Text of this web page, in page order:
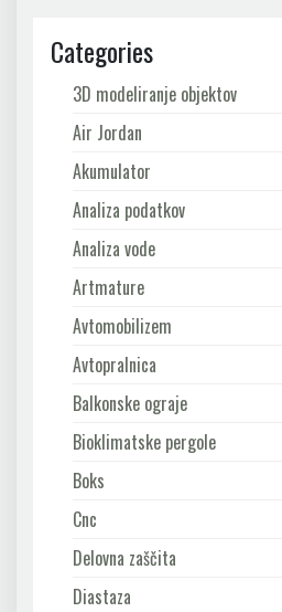
Categories
3D modeliranje objektov
Air Jordan
Akumulator
Analiza podatkov
Analiza vode
Artmature
Avtomobilizem
Avtopralnica
Balkonske ograje
Bioklimatske pergole
Boks
Cnc
Delovna zaščita
Diastaza